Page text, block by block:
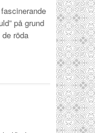
på grund
röda